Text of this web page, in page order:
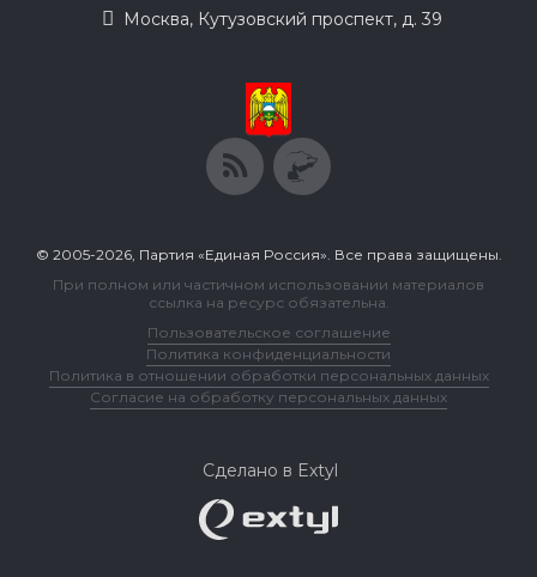
Москва, Кутузовский проспект, д. 39
© 2005-2026, Партия «Единая Россия». Все права защищены.
При полном или частичном использовании материалов
ссылка на ресурс обязательна.
Пользовательское соглашение
Политика конфиденциальности
Политика в отношении обработки персональных данных
Согласие на обработку персональных данных
Сделано в Extyl